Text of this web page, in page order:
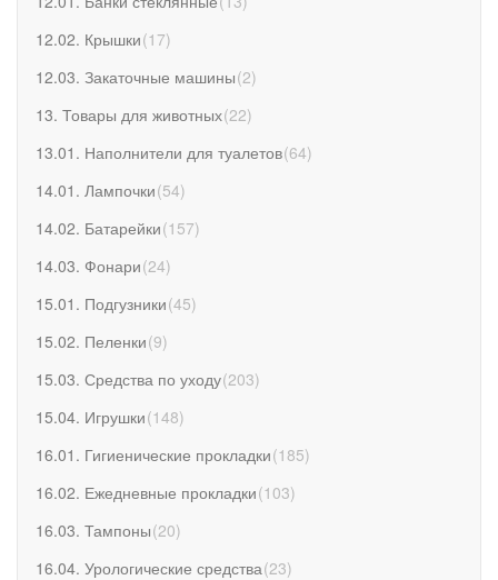
12.02. Крышки(17)
12.03. Закаточные машины(2)
13. Товары для животных(22)
13.01. Наполнители для туалетов(64)
14.01. Лампочки(54)
14.02. Батарейки(157)
14.03. Фонари(24)
15.01. Подгузники(45)
15.02. Пеленки(9)
15.03. Средства по уходу(203)
15.04. Игрушки(148)
16.01. Гигиенические прокладки(185)
16.02. Ежедневные прокладки(103)
16.03. Тампоны(20)
16.04. Урологические средства(23)